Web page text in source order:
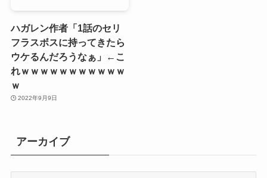
ハガレン作者「1話のセリ
フラスボスに持ってきたら
ウケるんだろうなぁ」←こ
れｗｗｗｗｗｗｗｗｗｗｗ
ｗ
2022年9月9日
アーカイブ